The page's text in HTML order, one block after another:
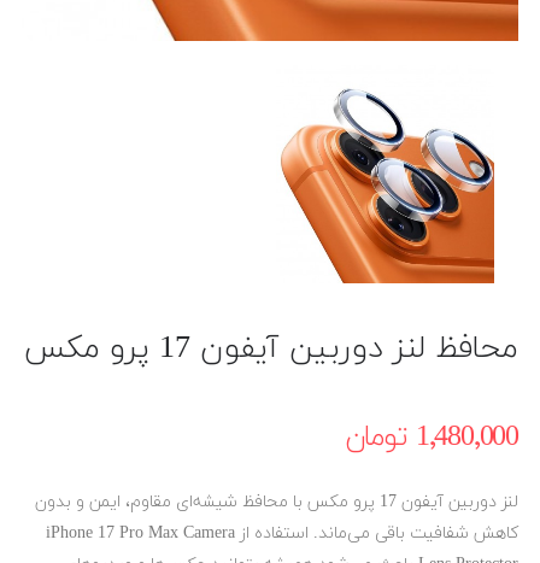
محافظ لنز دوربین آیفون 17 پرو مکس
1٬480٬000 ‎تومان
لنز دوربین آیفون 17 پرو مکس با محافظ شیشه‌ای مقاوم، ایمن و بدون
کاهش شفافیت باقی می‌ماند. استفاده از iPhone 17 Pro Max Camera